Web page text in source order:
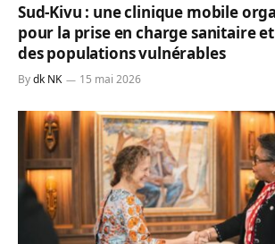
Sud-Kivu : une clinique mobile
pour la prise en charge sanitaire
des populations vulnérables
Bydk NK 15 mai 2026